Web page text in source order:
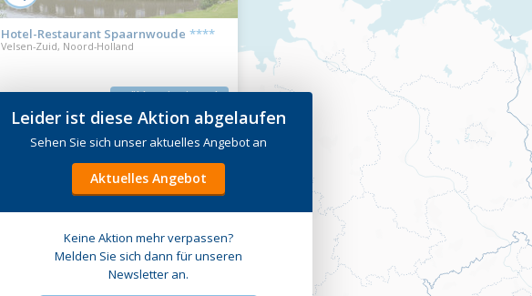
Leider ist diese Aktion abgelaufen
Sehen Sie sich unser aktuelles Angebot an
Aktuelles Angebot
Keine Aktion mehr verpassen?
Melden Sie sich dann für unseren
Newsletter an.
Hotel-Restaurant Spaarnwoude ****
Velsen-Zuid, Noord-Holland
Wählen Sie ein anderes Datum